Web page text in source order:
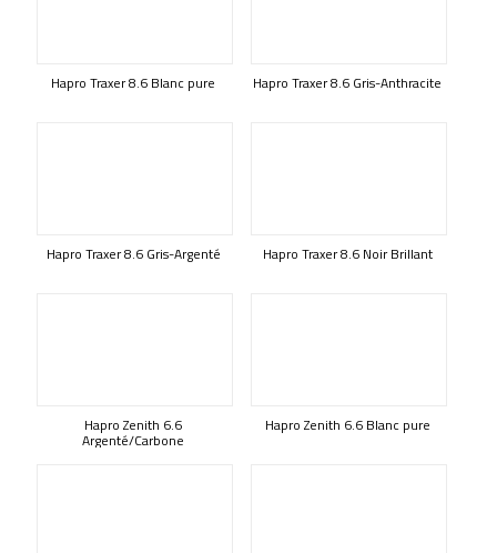
Hapro Traxer 8.6 Blanc pure Hapro Traxer 8.6 Gris-Anthracite
Hapro Traxer 8.6 Gris-Argenté Hapro Traxer 8.6 Noir Brillant
Hapro Zenith 6.6
Argenté/Carbone
Hapro Zenith 6.6 Blanc pure